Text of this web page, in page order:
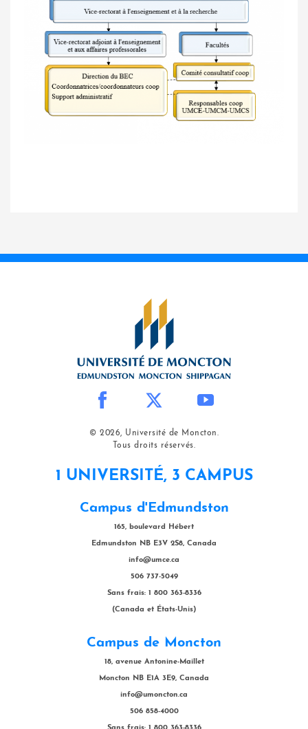
© 2026, Université de Moncton.
Tous droits réservés.
1 UNIVERSITÉ, 3 CAMPUS
Campus d'Edmundston
165, boulevard Hébert
Edmundston NB E3V 2S8, Canada
info@umce.ca
506 737-5049
Sans frais: 1 800 363-8336
(Canada et États-Unis)
Campus de Moncton
18, avenue Antonine-Maillet
Moncton NB E1A 3E9, Canada
info@umoncton.ca
506 858-4000